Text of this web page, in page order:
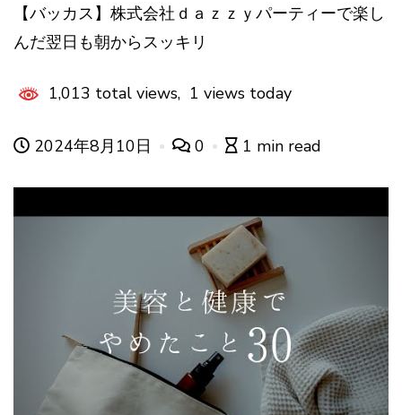
【バッカス】株式会社ｄａｚｚｙパーティーで楽し
んだ翌日も朝からスッキリ
1,013 total views, 1 views today
2024年8月10日 0 1 min read